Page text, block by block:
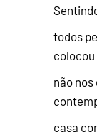
todos
colocou
não
casa